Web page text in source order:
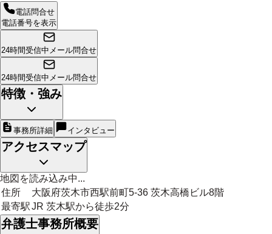
電話問合せ
電話番号を表示
24時間受信中 メール問合せ
24時間受信中 メール問合せ
特徴・強み
事務所詳細 インタビュー
アクセスマップ
地図を読み込み中...
住所
大阪府茨木市西駅前町5-36 茨木高橋ビル8階
最寄駅JR 茨木駅から徒歩2分
弁護士事務所概要